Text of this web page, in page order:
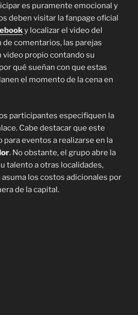
es puramente emocional y
deben visitar la fanpage oficial
y localizar el video del
de comentarios, las parejas
propio contando su
qué sueñan con que estas
el momento de la cena en
participantes especifiquen la
Cabe destacar que este
para eventos a realizarse en la
. No obstante, el grupo abre la
talento a otras localidades,
los costos adicionales por
de la capital.